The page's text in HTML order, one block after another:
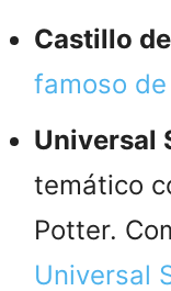
Castillo
famoso
Universal
temático
Potter.
Universal